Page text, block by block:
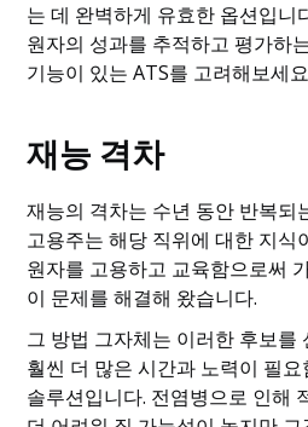
는 데 완벽하게 유효한 옵션입니
원자의 성과를 추적하고 평가하
기능이 있는 ATS를 고려해보세
재능 격차
재능의 격차는 수년 동안 반복되
고용주는 해당 직위에 대한 지식
원자를 고용하고 교육함으로써
이 문제를 해결해 왔습니다.
그 방법 그자체는 이러한 후보를
훨씬 더 많은 시간과 노력이 필
솔루션입니다. 전염병으로 인해